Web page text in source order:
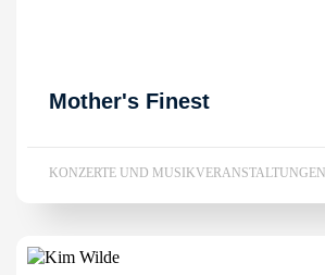
Mother's Finest
KONZERTE UND MUSIKVERANSTALTUNGEN